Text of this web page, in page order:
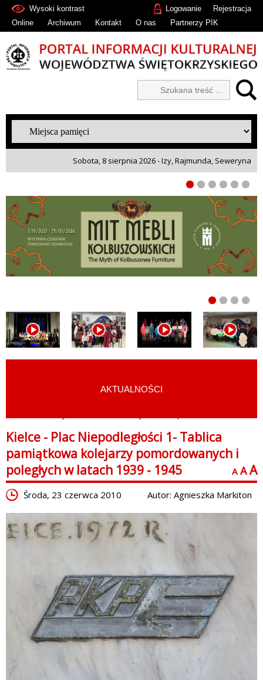
Rejestracja
Logowanie
Wysoki kontrast
Online
Archiwum Kontakt O nas Partnerzy PIK
Sobota, 8 sierpnia 2026 - Izy, Rajmunda, Seweryna
AKTUALNOŚCI
Kielce - Plac Niepodległości 1- Tablica
pamiątkowa kolejarzy pomordowanych i
poległych w latach 1939 - 1945
A A A
Środa, 23 czerwca 2010 Autor: Agnieszka Markiton